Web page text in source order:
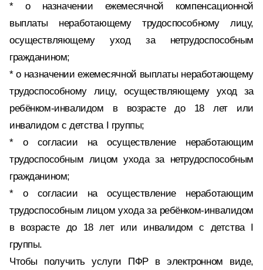
* о назначении ежемесячной компенсационной
выплаты неработающему трудоспособному лицу,
осуществляющему уход за нетрудоспособным
гражданином;
* о назначении ежемесячной выплаты неработающему
трудоспособному лицу, осуществляющему уход за
ребёнком-инвалидом в возрасте до 18 лет или
инвалидом с детства I группы;
* о согласии на осуществление неработающим
трудоспособным лицом ухода за нетрудоспособным
гражданином;
* о согласии на осуществление неработающим
трудоспособным лицом ухода за ребёнком-инвалидом
в возрасте до 18 лет или инвалидом с детства I
группы.
Чтобы получить услуги ПФР в электронном виде,